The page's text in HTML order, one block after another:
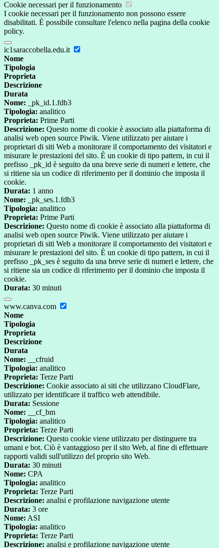
Cookie necessari per il funzionamento
I cookie necessari per il funzionamento non possono essere
disabilitati. È possibile consultare l'elenco nella pagina della cookie
policy.
ic1saraccobella.edu.it
Nome
Tipologia
Proprieta
Descrizione
Durata
Nome: _pk_id.1.fdb3
Tipologia: analitico
Proprieta: Prime Parti
Descrizione: Questo nome di cookie è associato alla piattaforma di
analisi web open source Piwik. Viene utilizzato per aiutare i
proprietari di siti Web a monitorare il comportamento dei visitatori e
misurare le prestazioni del sito. È un cookie di tipo pattern, in cui il
prefisso _pk_id è seguito da una breve serie di numeri e lettere, che
si ritiene sia un codice di riferimento per il dominio che imposta il
cookie.
Durata: 1 anno
Nome: _pk_ses.1.fdb3
Tipologia: analitico
Proprieta: Prime Parti
Descrizione: Questo nome di cookie è associato alla piattaforma di
analisi web open source Piwik. Viene utilizzato per aiutare i
proprietari di siti Web a monitorare il comportamento dei visitatori e
misurare le prestazioni del sito. È un cookie di tipo pattern, in cui il
prefisso _pk_ses è seguito da una breve serie di numeri e lettere, che
si ritiene sia un codice di riferimento per il dominio che imposta il
cookie.
Durata: 30 minuti
www.canva.com
Nome
Tipologia
Proprieta
Descrizione
Durata
Nome: __cfruid
Tipologia: analitico
Proprieta: Terze Parti
Descrizione: Cookie associato ai siti che utilizzano CloudFlare,
utilizzato per identificare il traffico web attendibile.
Durata: Sessione
Nome: __cf_bm
Tipologia: analitico
Proprieta: Terze Parti
Descrizione: Questo cookie viene utilizzato per distinguere tra
umani e bot. Ciò è vantaggioso per il sito Web, al fine di effettuare
rapporti validi sull'utilizzo del proprio sito Web.
Durata: 30 minuti
Nome: CPA
Tipologia: analitico
Proprieta: Terze Parti
Descrizione: analisi e profilazione navigazione utente
Durata: 3 ore
Nome: ASI
Tipologia: analitico
Proprieta: Terze Parti
Descrizione: analisi e profilazione navigazione utente